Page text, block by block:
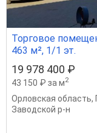
Торговое
463 м², 1/1 эт.
19 978 400 ₽
43 150 ₽ за м2
Орловская область,
Заводской р-н